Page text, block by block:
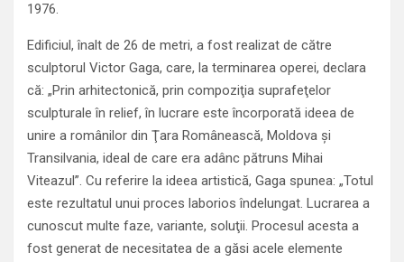
1976.
Edificiul, înalt de 26 de metri, a fost realizat de către
sculptorul Victor Gaga, care, la terminarea operei, declara
că: „Prin arhitectonică, prin compoziţia suprafeţelor
sculpturale în relief, în lucrare este încorporată ideea de
unire a românilor din Ţara Românească, Moldova şi
Transilvania, ideal de care era adânc pătruns Mihai
Viteazul”. Cu referire la ideea artistică, Gaga spunea: „Totul
este rezultatul unui proces laborios îndelungat. Lucrarea a
cunoscut multe faze, variante, soluţii. Procesul acesta a
fost generat de necesitatea de a găsi acele elemente